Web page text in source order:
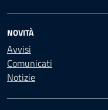
NOVITÀ
Avvisi
Comunicati
Notizie